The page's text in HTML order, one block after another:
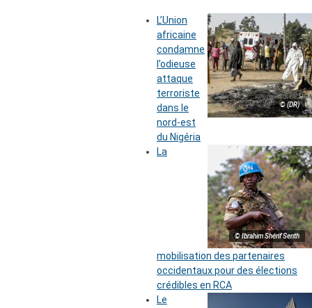
© (DR)
L’Union
africaine
condamne
l’odieuse
attaque
terroriste
dans le
nord-est
du Nigéria
© Ibrahim Shérif Senth
La
mobilisation des partenaires
occidentaux pour des élections
crédibles en RCA
Le